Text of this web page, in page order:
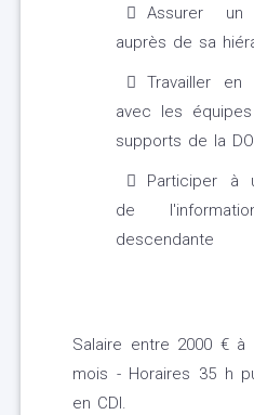
Assurer un
auprès de sa
Travailler en
avec les
supports de la
Participer à
de
descendante
Salaire entre 2000 €
mois - Horaires 35 h
en CDI.